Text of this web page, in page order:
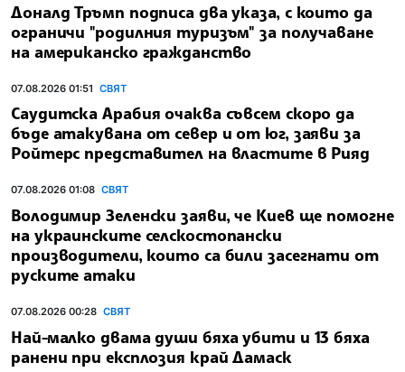
Доналд Тръмп подписа два указа, с които да
ограничи "родилния туризъм" за получаване
на американско гражданство
07.08.2026 01:51 СВЯТ
Саудитска Арабия очаква съвсем скоро да
бъде атакувана от север и от юг, заяви за
Ройтерс представител на властите в Рияд
07.08.2026 01:08 СВЯТ
Володимир Зеленски заяви, че Киев ще помогне
на украинските селскостопански
производители, които са били засегнати от
руските атаки
07.08.2026 00:28 СВЯТ
Най-малко двама души бяха убити и 13 бяха
ранени при експлозия край Дамаск